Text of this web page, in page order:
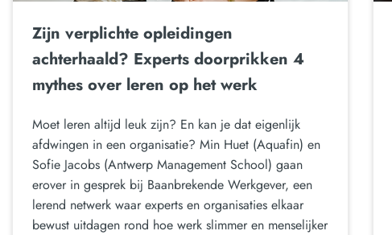
Zijn verplichte opleidingen
achterhaald? Experts doorprikken 4
mythes over leren op het werk
Moet leren altijd leuk zijn? En kan je dat eigenlijk
afdwingen in een organisatie? Min Huet (Aquafin) en
Sofie Jacobs (Antwerp Management School) gaan
erover in gesprek bij Baanbrekende Werkgever, een
lerend netwerk waar experts en organisaties elkaar
bewust uitdagen rond hoe werk slimmer en menselijker